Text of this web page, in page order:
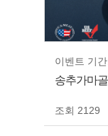
이벤트 기
송추가마
조회 2129